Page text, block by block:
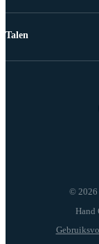
© 2026
Talen